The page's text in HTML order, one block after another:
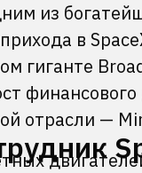
из
в
гиганте
отрасли —